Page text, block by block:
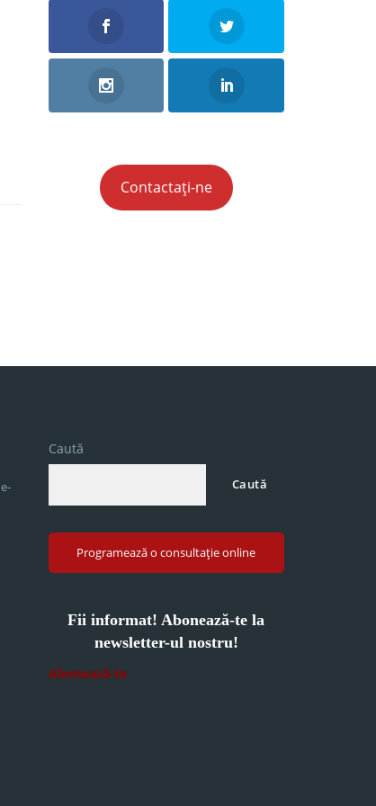
Contactați-ne
Caută
Caută
Programează o consultație online
Fii informat! Abonează-te la
newsletter-ul nostru!
Abonează-te